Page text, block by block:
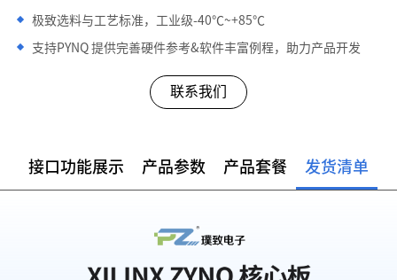
极致选料与工艺标准，工业级-40℃~+85℃
支持PYNQ 提供完善硬件参考&软件丰富例程，助力产品开发
联系我们
接口功能展示 产品参数 产品套餐 发货清单